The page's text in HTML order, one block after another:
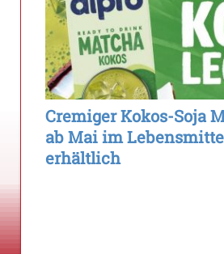
Cremiger Kokos-Soja
ab Mai im
erhältlich